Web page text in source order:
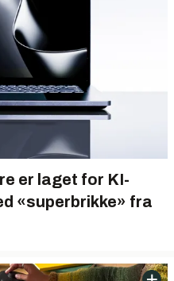
er laget for KI-
«superbrikke» fra